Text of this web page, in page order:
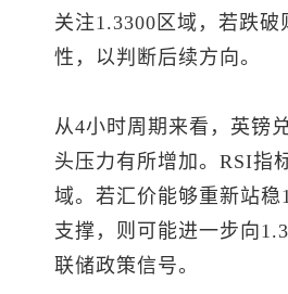
关注1.3300区域，若跌
性，以判断后续方向。
从4小时周期来看， 英镑
头压力有所增加。RSI指
域。若汇价能够重新站
支撑，则可能进一步向
联储政策信号。